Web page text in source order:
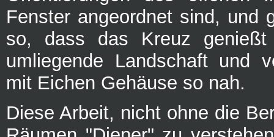
Fenster angeordnet sind, und
so, dass das Kreuz
umliegende Landschaft und
mit Eichen Gehäuse so nah.
Diese Arbeit, nicht ohne die